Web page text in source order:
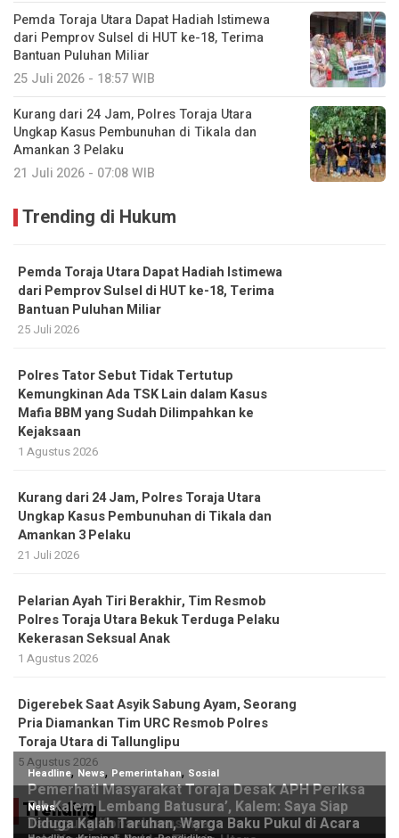
Pemda Toraja Utara Dapat Hadiah Istimewa
dari Pemprov Sulsel di HUT ke-18, Terima
Bantuan Puluhan Miliar
25 Juli 2026 - 18:57 WIB
Kurang dari 24 Jam, Polres Toraja Utara
Ungkap Kasus Pembunuhan di Tikala dan
Amankan 3 Pelaku
21 Juli 2026 - 07:08 WIB
Trending di Hukum
Pemda Toraja Utara Dapat Hadiah Istimewa
dari Pemprov Sulsel di HUT ke-18, Terima
Bantuan Puluhan Miliar
25 Juli 2026
Polres Tator Sebut Tidak Tertutup
Kemungkinan Ada TSK Lain dalam Kasus
Mafia BBM yang Sudah Dilimpahkan ke
Kejaksaan
1 Agustus 2026
Kurang dari 24 Jam, Polres Toraja Utara
Ungkap Kasus Pembunuhan di Tikala dan
Amankan 3 Pelaku
21 Juli 2026
Pelarian Ayah Tiri Berakhir, Tim Resmob
Polres Toraja Utara Bekuk Terduga Pelaku
Kekerasan Seksual Anak
1 Agustus 2026
Digerebek Saat Asyik Sabung Ayam, Seorang
Pria Diamankan Tim URC Resmob Polres
Toraja Utara di Tallunglipu ​
5 Agustus 2026
Trending